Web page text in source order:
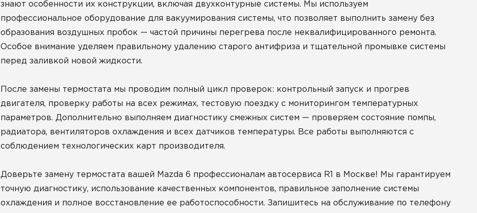
знают особенности их конструкции, включая двухконтурные системы. Мы используем
профессиональное оборудование для вакуумирования системы, что позволяет выполнить замену без
образования воздушных пробок — частой причины перегрева после неквалифицированного ремонта.
Особое внимание уделяем правильному удалению старого антифриза и тщательной промывке системы
перед заливкой новой жидкости.
После замены термостата мы проводим полный цикл проверок: контрольный запуск и прогрев
двигателя, проверку работы на всех режимах, тестовую поездку с мониторингом температурных
параметров. Дополнительно выполняем диагностику смежных систем — проверяем состояние помпы,
радиатора, вентиляторов охлаждения и всех датчиков температуры. Все работы выполняются с
соблюдением технологических карт производителя.
Доверьте замену термостата вашей Mazda 6 профессионалам автосервиса R1 в Москве! Мы гарантируем
точную диагностику, использование качественных компонентов, правильное заполнение системы
охлаждения и полное восстановление ее работоспособности. Запишитесь на обслуживание по телефону